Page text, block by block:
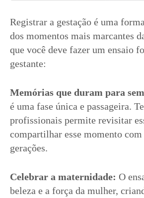
Registrar a gestação é uma
dos momentos mais marcantes
que você deve fazer um ensaio
gestante:
Memórias que duram para
é uma fase única e passageira.
profissionais permite revisitar
compartilhar esse momento com
gerações.
Celebrar a maternidade: O
beleza e a força da mulher,